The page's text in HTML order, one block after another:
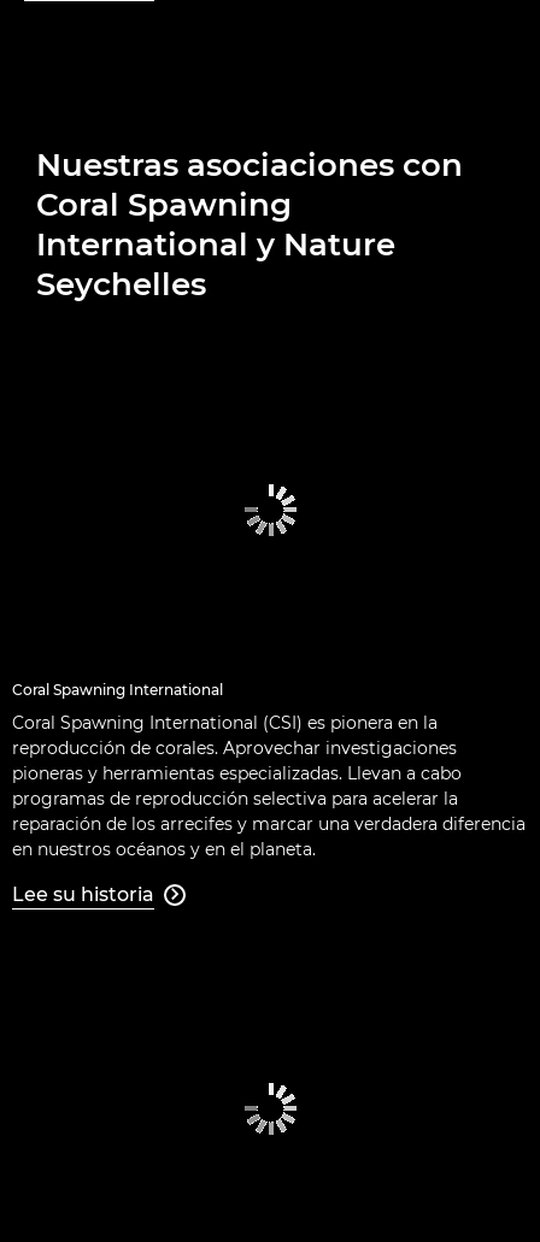
Nuestras asociaciones con
Coral Spawning
International y Nature
Seychelles
Coral Spawning International
Coral Spawning International (CSI) es pionera en la
reproducción de corales. Aprovechar investigaciones
pioneras y herramientas especializadas. Llevan a cabo
programas de reproducción selectiva para acelerar la
reparación de los arrecifes y marcar una verdadera diferencia
en nuestros océanos y en el planeta.
Lee su historia 